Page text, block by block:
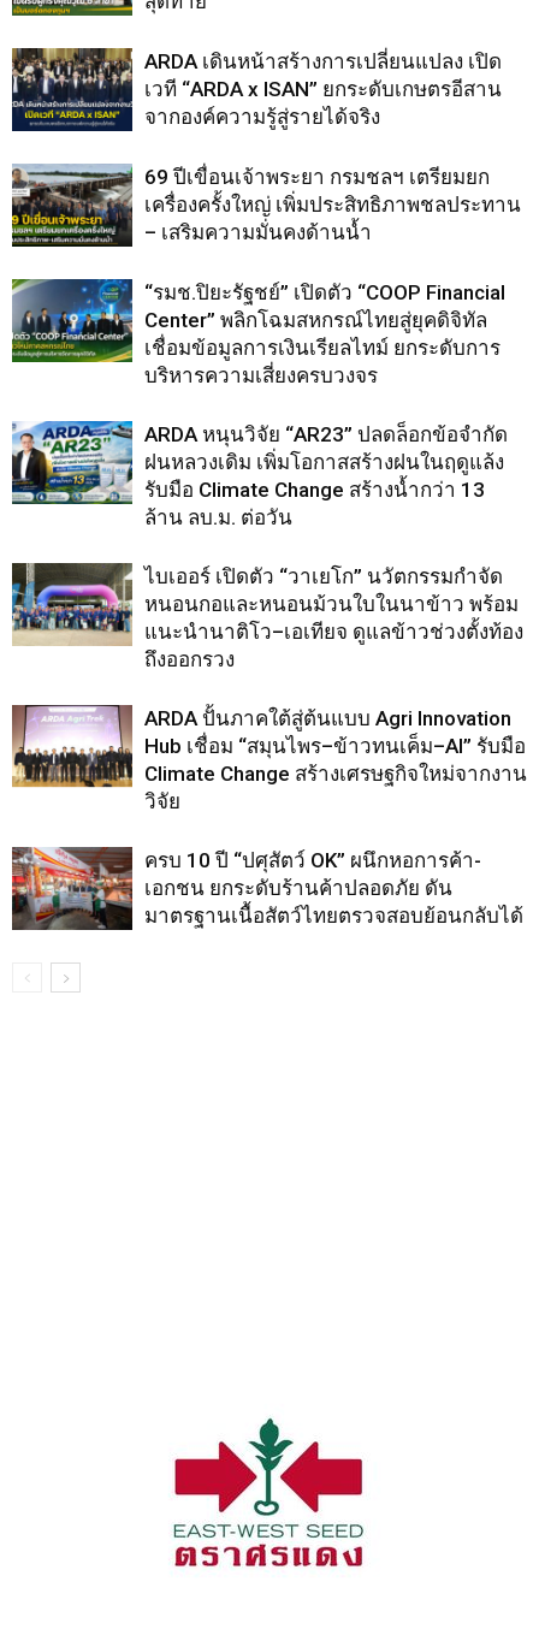
ARDA เดินหน้าสร้างการเปลี่ยนแปลง เปิด
เวที “ARDA x ISAN” ยกระดับเกษตรอีสาน
จากองค์ความรู้สู่รายได้จริง
69 ปีเขื่อนเจ้าพระยา กรมชลฯ เตรียมยก
เครื่องครั้งใหญ่ เพิ่มประสิทธิภาพชลประทาน
– เสริมความมั่นคงด้านน้ำ
“รมช.ปิยะรัฐชย์” เปิดตัว “COOP Financial
Center” พลิกโฉมสหกรณ์ไทยสู่ยุคดิจิทัล
เชื่อมข้อมูลการเงินเรียลไทม์ ยกระดับการ
บริหารความเสี่ยงครบวงจร
ARDA หนุนวิจัย “AR23” ปลดล็อกข้อจำกัด
ฝนหลวงเดิม เพิ่มโอกาสสร้างฝนในฤดูแล้ง
รับมือ Climate Change สร้างน้ำกว่า 13
ล้าน ลบ.ม. ต่อวัน
ไบเออร์ เปิดตัว “วาเยโก” นวัตกรรมกำจัด
หนอนกอและหนอนม้วนใบในนาข้าว พร้อม
แนะนำนาติโว–เอเทียจ ดูแลข้าวช่วงตั้งท้อง
ถึงออกรวง
ARDA ปั้นภาคใต้สู่ต้นแบบ Agri Innovation
Hub เชื่อม “สมุนไพร–ข้าวทนเค็ม–AI” รับมือ
Climate Change สร้างเศรษฐกิจใหม่จากงาน
วิจัย
ครบ 10 ปี “ปศุสัตว์ OK” ผนึกหอการค้า-
เอกชน ยกระดับร้านค้าปลอดภัย ดัน
มาตรฐานเนื้อสัตว์ไทยตรวจสอบย้อนกลับได้